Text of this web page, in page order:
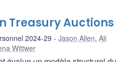
Treasury Auctions
2024-29 Jason Allen, Ali
Wittwer